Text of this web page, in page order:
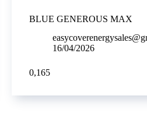
BLUE GENEROUS MAX
16/04/2026
0,165